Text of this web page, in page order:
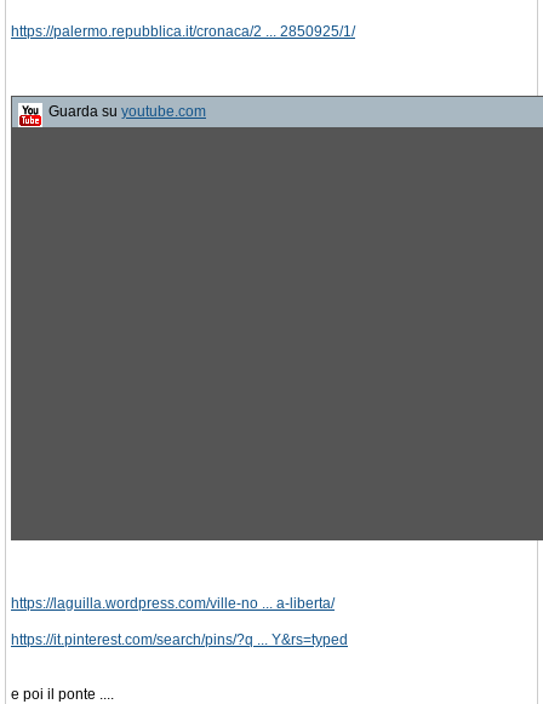
https://palermo.repubblica.it/cronaca/2 ... 2850925/1/
Guarda su youtube.com
https://laguilla.wordpress.com/ville-no ... a-liberta/
https://it.pinterest.com/search/pins/?q ... Y&rs=typed
e poi il ponte ....